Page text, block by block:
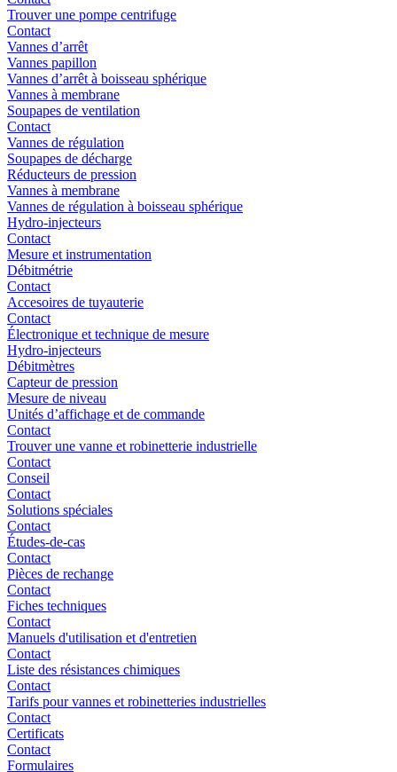
Trouver une pompe centrifuge
Contact
Vannes d’arrêt
Vannes papillon
Vannes d’arrêt à boisseau sphérique
Vannes à membrane
Soupapes de ventilation
Contact
Vannes de régulation
Soupapes de décharge
Réducteurs de pression
Vannes à membrane
Vannes de régulation à boisseau sphérique
Hydro-injecteurs
Contact
Mesure et instrumentation
Débitmétrie
Contact
Accesoires de tuyauterie
Contact
Électronique et technique de mesure
Hydro-injecteurs
Débitmètres
Capteur de pression
Mesure de niveau
Unités d’affichage et de commande
Contact
Trouver une vanne et robinetterie industrielle
Contact
Conseil
Contact
Solutions spéciales
Contact
Études-de-cas
Contact
Pièces de rechange
Contact
Fiches techniques
Contact
Manuels d'utilisation et d'entretien
Contact
Liste des résistances chimiques
Contact
Tarifs pour vannes et robinetteries industrielles
Contact
Certificats
Contact
Formulaires